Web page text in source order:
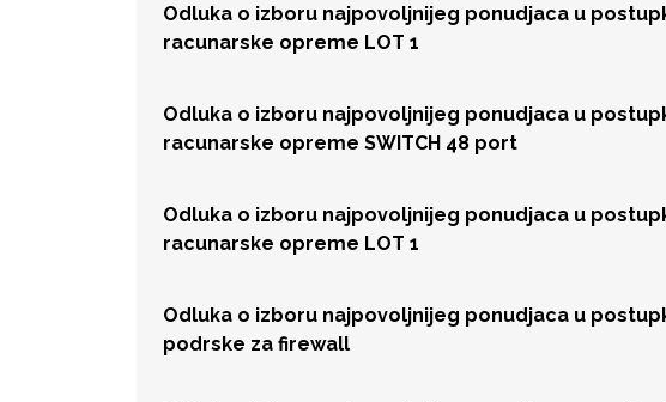
Odluka o izboru najpovoljnijeg ponudjaca u
racunarske opreme LOT 1
Odluka o izboru najpovoljnijeg ponudjaca u
racunarske opreme SWITCH 48 port
Odluka o izboru najpovoljnijeg ponudjaca u
racunarske opreme LOT 1
Odluka o izboru najpovoljnijeg ponudjaca u
podrske za firewall